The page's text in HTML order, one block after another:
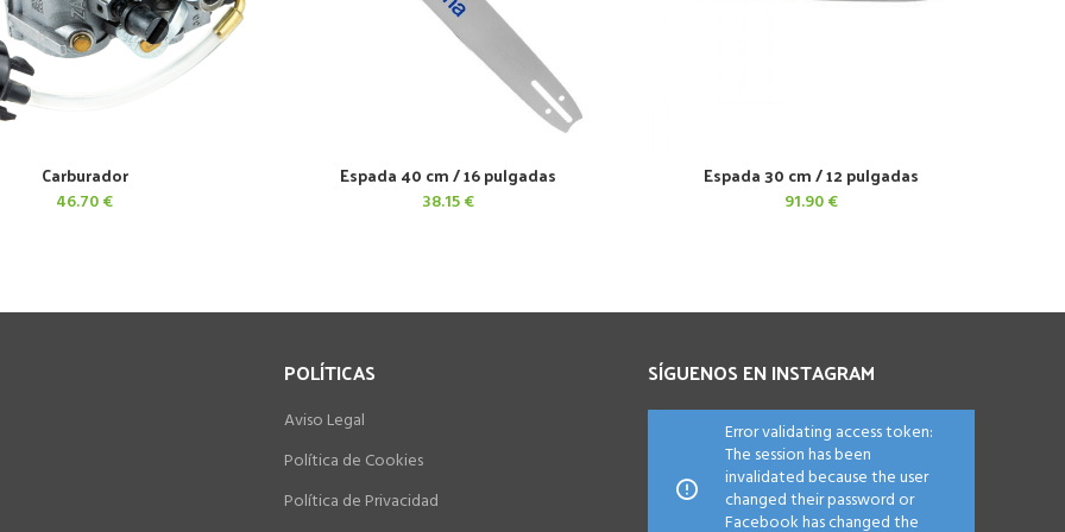
AÑADIR AL CARRITO
Carburador
46.70€
AÑADIR AL CARRITO
Espada 40 cm / 16 pulgadas
38.15€
AÑADIR AL CARRITO
Espada 30 cm / 12 pulgadas
91.90€
POLÍTICAS
Aviso Legal
Política de Cookies
Política de Privacidad
SÍGUENOS EN INSTAGRAM
Error validating access token:
The session has been
invalidated because the user
changed their password or
Facebook has changed the